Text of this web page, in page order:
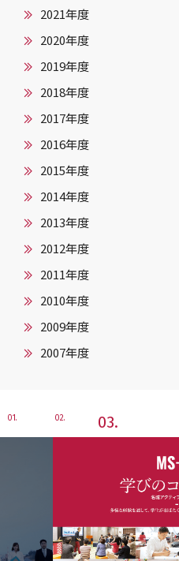
2021年度
2020年度
2019年度
2018年度
2017年度
2016年度
2015年度
2014年度
2013年度
2012年度
2011年度
2010年度
2009年度
2007年度
1 2 3